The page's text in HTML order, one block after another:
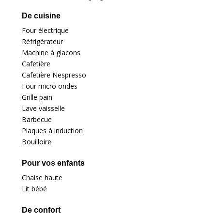
De cuisine
Four électrique
Réfrigérateur
Machine à glacons
Cafetière
Cafetière Nespresso
Four micro ondes
Grille pain
Lave vaisselle
Barbecue
Plaques à induction
Bouilloire
Pour vos enfants
Chaise haute
Lit bébé
De confort